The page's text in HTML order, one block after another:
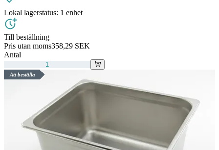
Lokal lagerstatus: 1 enhet
Till beställning
Pris utan moms358,29 SEK
Antal
Att beställa